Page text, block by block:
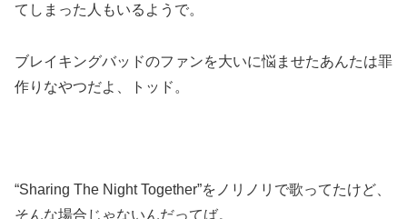
てしまった人もいるようで。
ブレイキングバッドのファンを大いに悩ませたあんたは罪
作りなやつだよ、トッド。
“Sharing The Night Together”をノリノリで歌ってたけど、
そんな場合じゃないんだってば。